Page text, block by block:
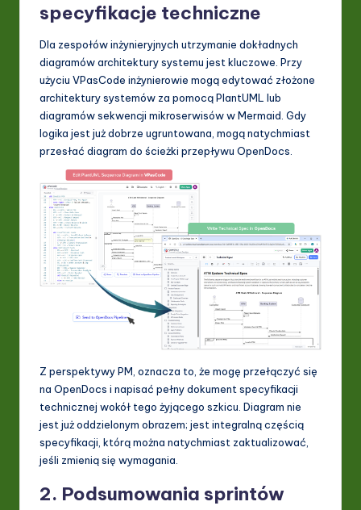
specyfikacje techniczne
Dla zespołów inżynieryjnych utrzymanie dokładnych
diagramów architektury systemu jest kluczowe. Przy
użyciu VPasCode inżynierowie mogą edytować złożone
architektury systemów za pomocą PlantUML lub
diagramów sekwencji mikroserwisów w Mermaid. Gdy
logika jest już dobrze ugruntowana, mogą natychmiast
przesłać diagram do ścieżki przepływu OpenDocs.
Z perspektywy PM, oznacza to, że mogę przełączyć się
na OpenDocs i napisać pełny dokument specyfikacji
technicznej wokół tego żyjącego szkicu. Diagram nie
jest już oddzielonym obrazem; jest integralną częścią
specyfikacji, którą można natychmiast zaktualizować,
jeśli zmienią się wymagania.
2. Podsumowania sprintów